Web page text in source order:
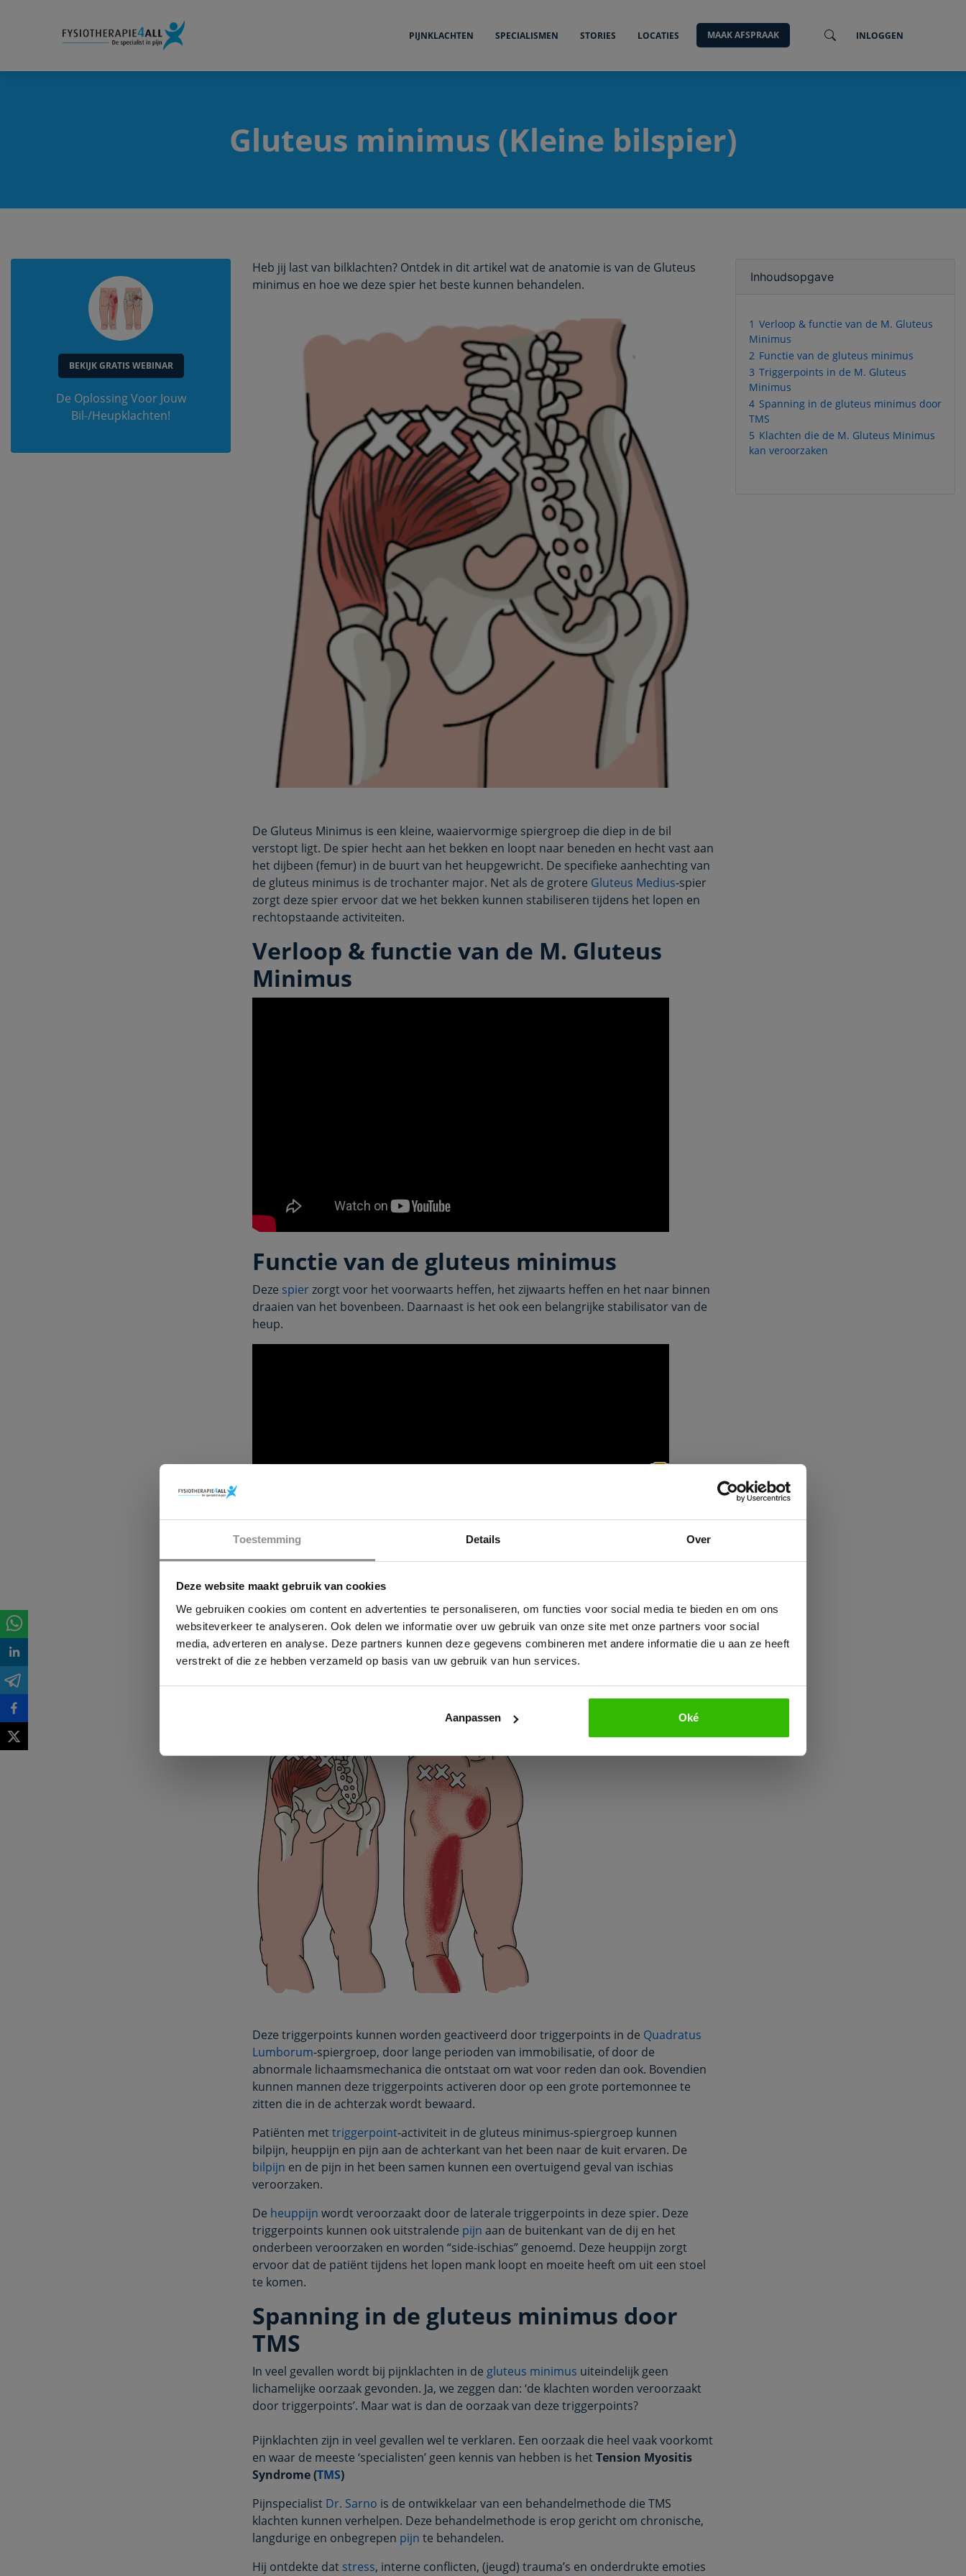
Toestemming Details Over
Deze website maakt gebruik van cookies
We gebruiken cookies om content en advertenties te personaliseren, om functies voor social media te bieden en om ons
websiteverkeer te analyseren. Ook delen we informatie over uw gebruik van onze site met onze partners voor social
media, adverteren en analyse. Deze partners kunnen deze gegevens combineren met andere informatie die u aan ze heeft
verstrekt of die ze hebben verzameld op basis van uw gebruik van hun services.
Aanpassen Oké
PIJNKLACHTEN SPECIALISMEN STORIES LOCATIES MAAK AFSPRAAK INLOGGEN
Gluteus minimus (Kleine bilspier)
BEKIJK GRATIS WEBINAR
De Oplossing Voor Jouw
Bil-/Heupklachten!
Heb jij last van bilklachten? Ontdek in dit artikel wat de anatomie is van de Gluteus
minimus en hoe we deze spier het beste kunnen behandelen.
De Gluteus Minimus is een kleine, waaiervormige spiergroep die diep in de bil
verstopt ligt. De spier hecht aan het bekken en loopt naar beneden en hecht vast aan
het dijbeen (femur) in de buurt van het heupgewricht. De specifieke aanhechting van
de gluteus minimus is de trochanter major. Net als de grotere Gluteus Medius-spier
zorgt deze spier ervoor dat we het bekken kunnen stabiliseren tijdens het lopen en
rechtopstaande activiteiten.
Verloop & functie van de M. Gluteus
Minimus
Functie van de gluteus minimus
Deze spierzorgt voor het voorwaarts heffen, het zijwaarts heffen en het naar binnen
draaien van het bovenbeen. Daarnaast is het ook een belangrijke stabilisator van de
heup.
Triggerpoints in de M. Gluteus
Minimus
Triggerpoints in de M. Gluteus Minimus kunnen pijn naar het
Deze triggerpoints kunnen worden geactiveerd door triggerpoints in de Quadratus
Lumborum-spiergroep, door lange perioden van immobilisatie, of door de
abnormale lichaamsmechanica die ontstaat om wat voor reden dan ook. Bovendien
kunnen mannen deze triggerpoints activeren door op een grote portemonnee te
zitten die in de achterzak wordt bewaard.
Patiënten mettriggerpoint-activiteit in de gluteus minimus-spiergroep kunnen
bilpijn, heuppijn en pijn aan de achterkant van het been naar de kuit ervaren. De
bilpijn en de pijn in het been samen kunnen een overtuigend geval van ischias
veroorzaken.
De heuppijn wordt veroorzaakt door de laterale triggerpoints in deze spier. Deze
triggerpoints kunnen ook uitstralende pijn aan de buitenkant van de dij en het
onderbeen veroorzaken en worden “side-ischias” genoemd. Deze heuppijn zorgt
ervoor dat de patiënt tijdens het lopen mank loopt en moeite heeft om uit een stoel
te komen.
Spanning in de gluteus minimus door
TMS
In veel gevallen wordt bij pijnklachten in de gluteus minimus uiteindelijk geen
lichamelijke oorzaak gevonden. Ja, we zeggen dan: ‘de klachten worden veroorzaakt
door triggerpoints’. Maar wat is dan de oorzaak van deze triggerpoints?
Pijnklachten zijn in veel gevallen wel te verklaren. Een oorzaak die heel vaak voorkomt
en waar de meeste ‘specialisten’ geen kennis van hebben is hetTension Myositis
Syndrome (TMS)
Pijnspecialist Dr. Sarno is de ontwikkelaar van een behandelmethode die TMS
klachten kunnen verhelpen. Deze behandelmethode is erop gericht om chronische,
langdurige en onbegrepen pijn te behandelen.
Hij ontdekte dat stress, interne conflicten, (jeugd) trauma’s en onderdrukte emoties
Inhoudsopgave
1 Verloop & functie van de M. Gluteus
Minimus
2 Functie van de gluteus minimus
3 Triggerpoints in de M. Gluteus
Minimus
4 Spanning in de gluteus minimus door
TMS
5 Klachten die de M. Gluteus Minimus
kan veroorzaken